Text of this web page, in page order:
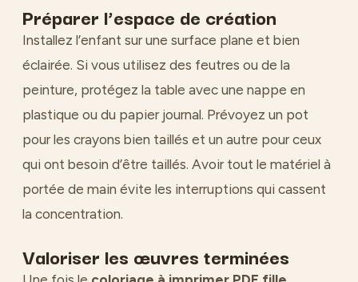
Préparer l’espace de création
Installez l’enfant sur une surface plane et bien
éclairée. Si vous utilisez des feutres ou de la
peinture, protégez la table avec une nappe en
plastique ou du papier journal. Prévoyez un pot
pour les crayons bien taillés et un autre pour ceux
qui ont besoin d’être taillés. Avoir tout le matériel à
portée de main évite les interruptions qui cassent
la concentration.
Valoriser les œuvres terminées